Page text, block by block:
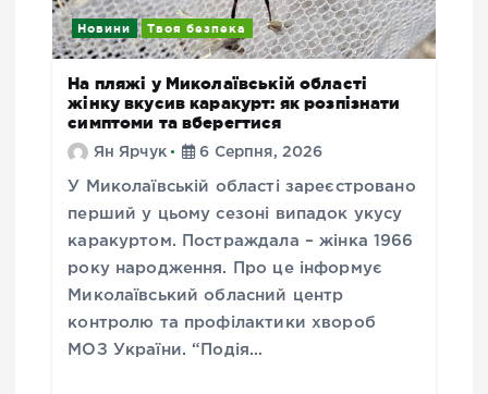
Новини Твоя безпека
На пляжі у Миколаївській області
жінку вкусив каракурт: як розпізнати
симптоми та вберегтися
Ян Ярчук 6 Серпня, 2026
У Миколаївській області зареєстровано
перший у цьому сезоні випадок укусу
каракуртом. Постраждала – жінка 1966
року народження. Про це інформує
Миколаївський обласний центр
контролю та профілактики хвороб
МОЗ України. “Подія…